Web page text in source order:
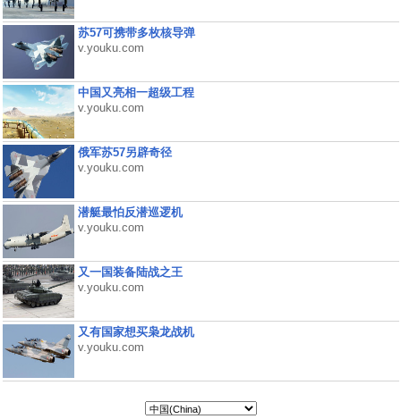
苏57可携带多枚核导弹
v.youku.com
中国又亮相一超级工程
v.youku.com
俄军苏57另辟奇径
v.youku.com
潜艇最怕反潜巡逻机
v.youku.com
又一国装备陆战之王
v.youku.com
又有国家想买枭龙战机
v.youku.com